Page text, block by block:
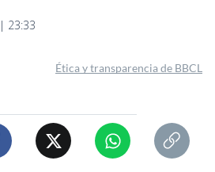
23:33
Ética y transparencia de BBCL